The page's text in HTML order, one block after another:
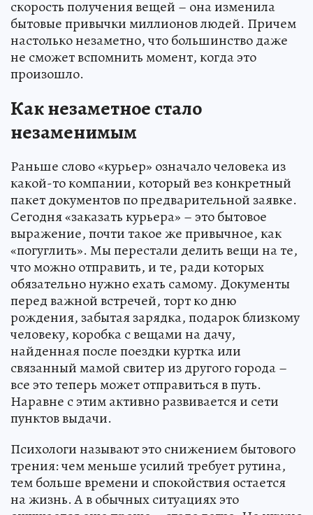
скорость получения вещей – она изменила
бытовые привычки миллионов людей. Причем
настолько незаметно, что большинство даже
не сможет вспомнить момент, когда это
произошло.
Как незаметное стало
незаменимым
Раньше слово «курьер» означало человека из
какой-то компании, который вез конкретный
пакет документов по предварительной заявке.
Сегодня «заказать курьера» – это бытовое
выражение, почти такое же привычное, как
«погуглить». Мы перестали делить вещи на те,
что можно отправить, и те, ради которых
обязательно нужно ехать самому. Документы
перед важной встречей, торт ко дню
рождения, забытая зарядка, подарок близкому
человеку, коробка с вещами на дачу,
найденная после поездки куртка или
связанный мамой свитер из другого города –
все это теперь может отправиться в путь.
Наравне с этим активно развивается и сети
пунктов выдачи.
Психологи называют это снижением бытового
трения: чем меньше усилий требует рутина,
тем больше времени и спокойствия остается
на жизнь. А в обычных ситуациях это